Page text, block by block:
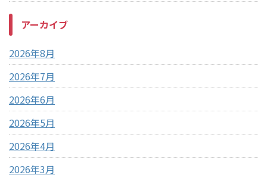
アーカイブ
2026年8月
2026年7月
2026年6月
2026年5月
2026年4月
2026年3月